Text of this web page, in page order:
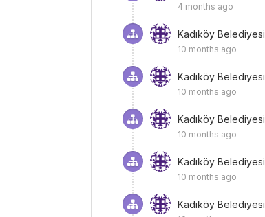
4 months ago
Kadıköy Belediyesi
10 months ago
Kadıköy Belediyesi
10 months ago
Kadıköy Belediyesi
10 months ago
Kadıköy Belediyesi
10 months ago
Kadıköy Belediyesi